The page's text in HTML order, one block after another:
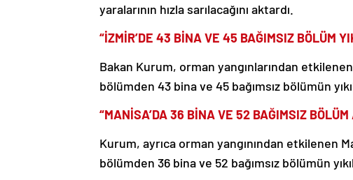
yaralarının hızla sarılacağını aktardı.
“İZMİR’DE 43 BİNA VE 45 BAĞIMSIZ BÖLÜM
Bakan Kurum, orman yangınlarından
bölümden 43 bina ve 45 bağımsız bölümün
“MANİSA’DA 36 BİNA VE 52 BAĞIMSIZ
Kurum, ayrıca orman yangınından etkilenen
bölümden 36 bina ve 52 bağımsız bölümün